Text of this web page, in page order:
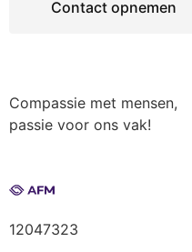
Contact opnemen
Compassie met mensen,
passie voor ons vak!
12047323